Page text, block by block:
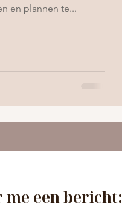
en plannen te...
me een bericht: